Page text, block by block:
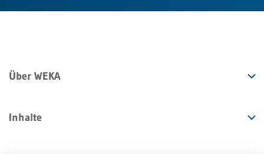
Über WEKA
Inhalte